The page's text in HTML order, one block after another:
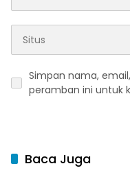
Simpan nama,
peramban ini untuk
Baca Juga